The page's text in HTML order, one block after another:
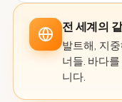
전 세계의
발트해, 지
너들. 바다
니다.